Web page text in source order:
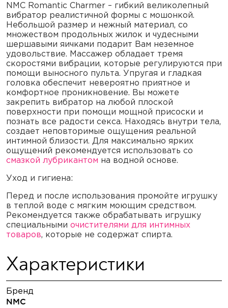
NMC Romantic Charmer – гибкий великолепный
вибратор реалистичной формы с мошонкой.
Небольшой размер и нежный материал, со
множеством продольных жилок и чудесными
шершавыми яичками подарит Вам неземное
удовольствие. Массажер обладает тремя
скоростями вибрации, которые регулируются при
помощи выносного пульта. Упругая и гладкая
головка обеспечит невероятно приятное и
комфортное проникновение. Вы можете
закрепить вибратор на любой плоской
поверхности при помощи мощной присоски и
познать все радости секса. Находясь внутри тела,
создает неповторимые ощущения реальной
интимной близости. Для максимально ярких
ощущений рекомендуется использовать со
смазкой лубрикантом на водной основе.
Уход и гигиена:
Перед и после использования промойте игрушку
в теплой воде с мягким моющим средством.
Рекомендуется также обрабатывать игрушку
специальными очистителями для интимных
товаров, которые не содержат спирта.
Характеристики
Бренд
NMC